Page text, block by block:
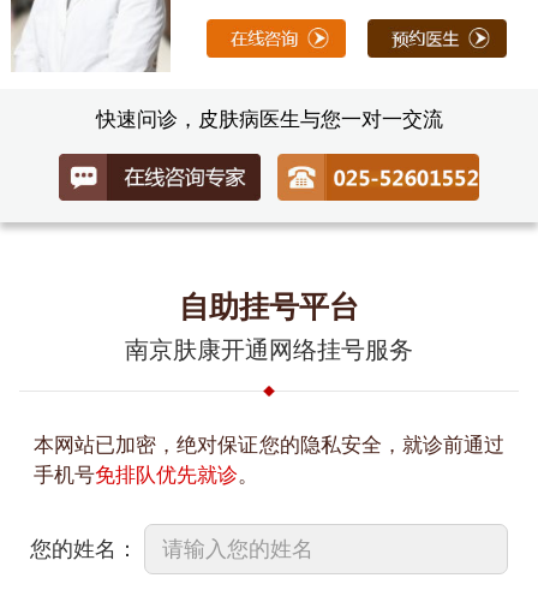
快速问诊，皮肤病医生与您一对一交流
自助挂号平台
南京肤康开通网络挂号服务
本网站已加密，绝对保证您的隐私安全，就诊前通过
手机号免排队优先就诊。
您的姓名：